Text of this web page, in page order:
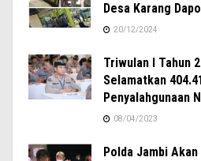
Desa Karang Dapo
20/12/2024
Triwulan I Tahun
Selamatkan
Penyalahgunaan
08/04/2023
Polda Jambi